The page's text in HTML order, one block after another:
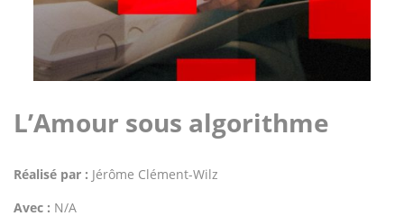
L’Amour sous algorithme
Réalisé par : Jérôme Clément-Wilz
Avec : N/A